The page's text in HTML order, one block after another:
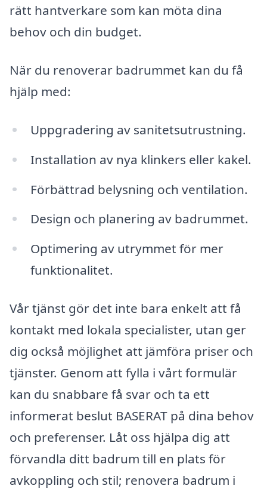
rätt hantverkare som kan möta dina
behov och din budget.
När du renoverar badrummet kan du få
hjälp med:
Uppgradering av sanitetsutrustning.
Installation av nya klinkers eller kakel.
Förbättrad belysning och ventilation.
Design och planering av badrummet.
Optimering av utrymmet för mer
funktionalitet.
Vår tjänst gör det inte bara enkelt att få
kontakt med lokala specialister, utan ger
dig också möjlighet att jämföra priser och
tjänster. Genom att fylla i vårt formulär
kan du snabbare få svar och ta ett
informerat beslut BASERAT på dina behov
och preferenser. Låt oss hjälpa dig att
förvandla ditt badrum till en plats för
avkoppling och stil; renovera badrum i